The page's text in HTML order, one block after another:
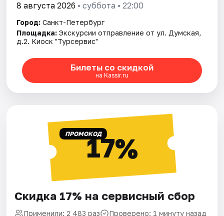
8 августа 2026 • суббота • 22:00
Город: Санкт-Петербург
Площадка: Экскурсии отправление от ул. Думская,
д.2. Киоск "Турсервис"
Билеты со скидкой
на Kassir.ru
ПРОМОКОД17%
Скидка 17% на сервисный сбор
Применили: 2 483 раз Проверено: 1 минуту назад